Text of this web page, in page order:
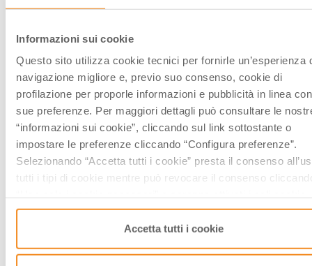
Informazioni sui cookie
Questo sito utilizza cookie tecnici per fornirle un’esperienza
navigazione migliore e, previo suo consenso, cookie di
profilazione per proporle informazioni e pubblicità in linea
sue preferenze. Per maggiori dettagli può consultare le
“informazioni sui cookie”, cliccando sul link sottostante o
impostare le preferenze cliccando “Configura preferenze”.
Selezionando “Accetta tutti i cookie” presta il consenso
tutti i tipi di cookie mentre può revocare il consenso
tecnici necessari al corretto funzionamento del sito.
Accetta tutti i cookie
Trekking tra i Laghi dell’Emilia
Visit Emilia /// Luglio 21, 2020
NATURA E OUTDOOR